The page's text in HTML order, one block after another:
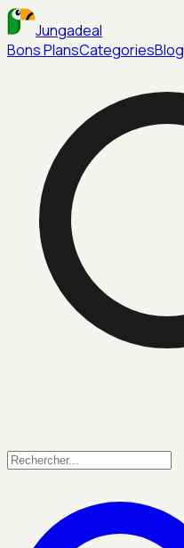
Jungadeal
Bons PlansCategoriesBlog